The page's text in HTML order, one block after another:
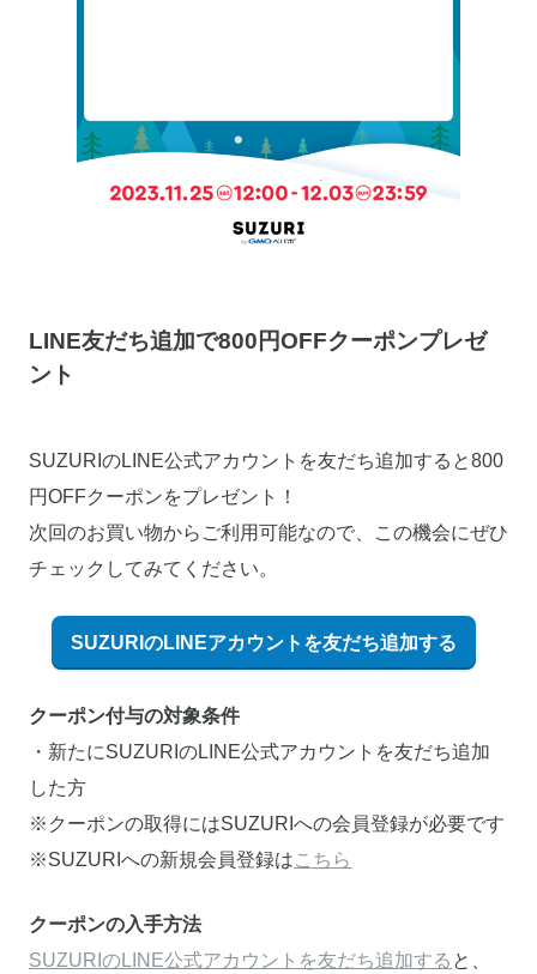
LINE友だち追加で800円OFFクーポンプレゼ
ント
SUZURIのLINE公式アカウントを友だち追加すると800
円OFFクーポンをプレゼント！
次回のお買い物からご利用可能なので、この機会にぜひ
チェックしてみてください。
SUZURIのLINEアカウントを友だち追加する
クーポン付与の対象条件
・新たにSUZURIのLINE公式アカウントを友だち追加
した方
※クーポンの取得にはSUZURIへの会員登録が必要です
※SUZURIへの新規会員登録はこちら
クーポンの入手方法
SUZURIのLINE公式アカウントを友だち追加する と、